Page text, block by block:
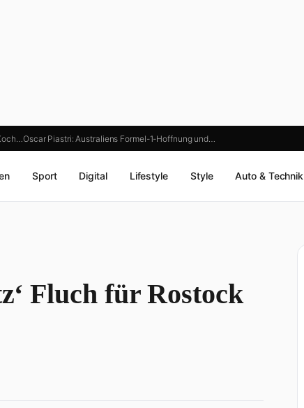
Oscar Piastri: Australiens Formel-1-Hoffnung und…
Sport Digital Lifestyle Style Auto & Technik
Fluch für Rostock